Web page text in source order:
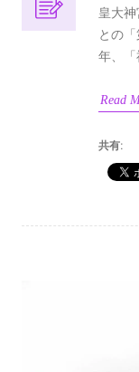
皇大
との
年、
Read
共有: